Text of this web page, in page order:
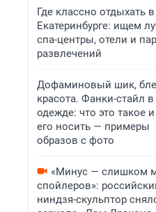
Где классно отдыхать в
Екатеринбурге: ищем
спа-центры, отели и
развлечений
Дофаминовый шик,
красота. Фанки-стайл в
одежде: что это такое
его носить — примеры
образов с фото
«Минус — слишком
спойлеров»:
ниндзя-скульптор